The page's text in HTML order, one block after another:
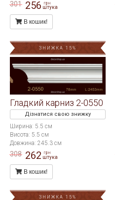
301 256 грн
штука
В кошик!
ЗНИЖКА 15%
Гладкий карниз 2-0550
Дізнатися свою знижку
Ширина: 5.5 см
Висота: 5.5 см
Довжина: 245.3 см
308 262 грн
штука
В кошик!
ЗНИЖКА 15%